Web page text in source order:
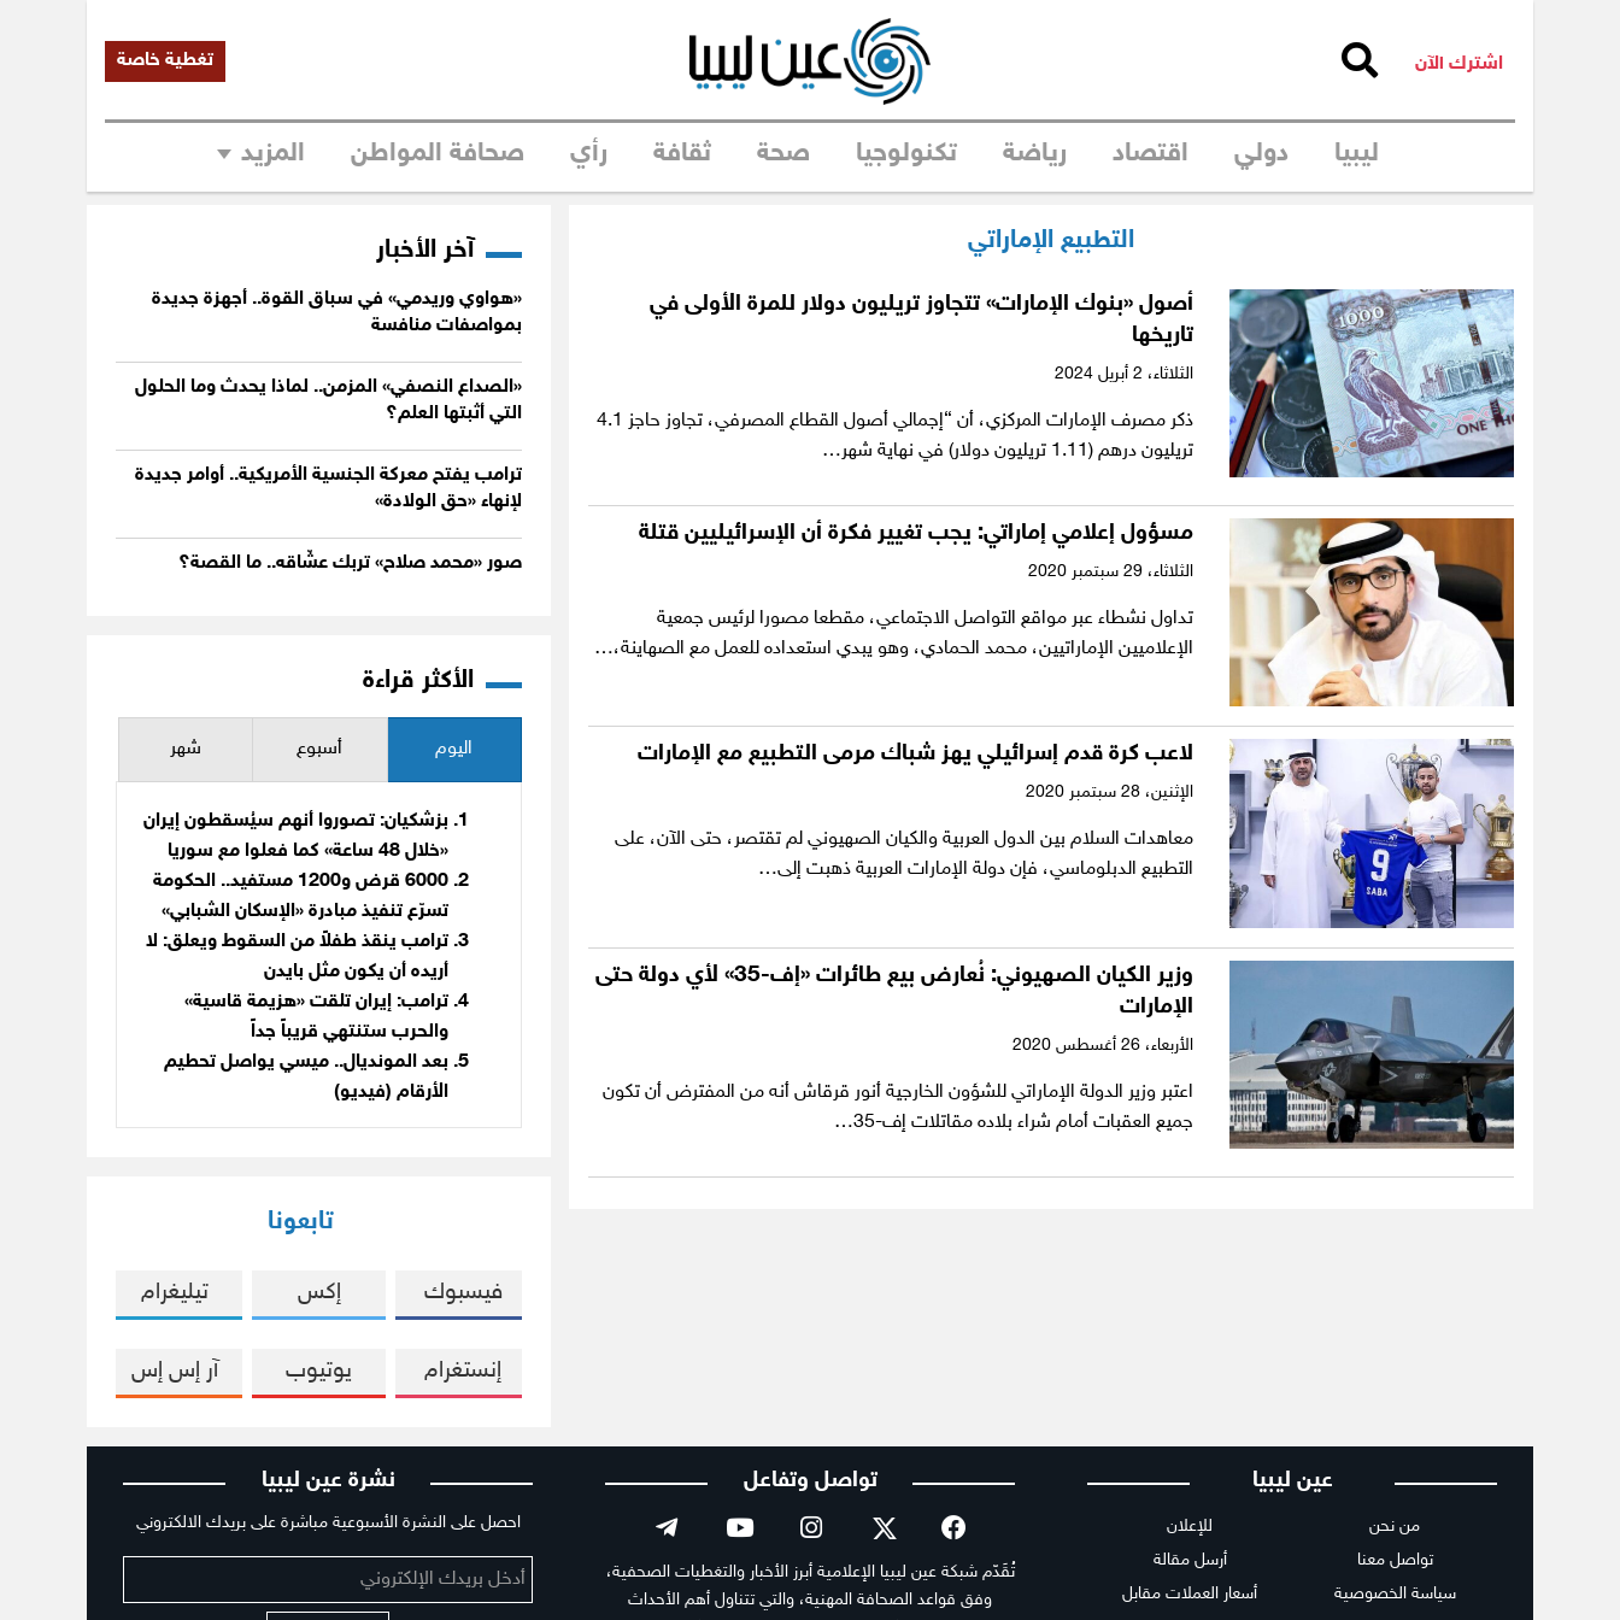
اشترك الآن تغطية خاصة
ليبيا دولي اقتصاد رياضة تكنولوجيا صحة ثقافة رأي صحافة المواطن المزيد
التطبيع الإماراتي
أصول «بنوك الإمارات» تتجاوز تريليون دولار للمرة الأولى في
تاريخها
الثلاثاء،
ذكر مصرف الإمارات المركزي، أن “إجمالي أصول القطاع المصرفي، تجاوز حاجز 4.1
تريليون درهم (1.11 تريليون دولار) في نهاية شهر…
مسؤول إعلامي إماراتي: يجب تغيير فكرة أن الإسرائيليين قتلة
الثلاثاء،
تداول نشطاء عبر مواقع التواصل الاجتماعي، مقطعا مصورا لرئيس جمعية
الإعلاميين الإماراتيين، محمد الحمادي، وهو يبدي استعداده للعمل مع الصهاينة،…
لاعب كرة قدم إسرائيلي يهز شباك مرمى التطبيع مع الإمارات
الإثنين،
معاهدات السلام بين الدول العربية والكيان الصهيوني لم تقتصر، حتى الآن، على
التطبيع الدبلوماسي، فإن دولة الإمارات العربية ذهبت إلى…
وزير الكيان الصهيوني: نُعارض بيع طائرات «إف-35» لأي دولة حتى
الإمارات
الأربعاء،
اعتبر وزير الدولة الإماراتي للشؤون الخارجية أنور قرقاش أنه من المفترض أن تكون
جميع العقبات أمام شراء بلاده مقاتلات إف-35…
آخر الأخبار
«هواوي وريدمي» في سباق القوة.. أجهزة جديدة
بمواصفات منافسة
«الصداع النصفي» المزمن.. لماذا يحدث وما الحلول
التي أثبتها العلم؟
ترامب يفتح معركة الجنسية الأمريكية.. أوامر جديدة
لإنهاء «حق الولادة»
صور «محمد صلاح» تربك عشّاقه.. ما القصة؟
الأكثر قراءة
اليوم أسبوع شهر
بزشكيان: تصوروا أنهم سيُسقطون إيران
«خلال 48 ساعة» كما فعلوا مع سوريا
6000 قرض و1200 مستفيد.. الحكومة
تسرّع تنفيذ مبادرة «الإسكان الشبابي»
ترامب ينقذ طفلاً من السقوط ويعلق: لا
أريده أن يكون مثل بايدن
ترامب: إيران تلقت «هزيمة قاسية»
والحرب ستنتهي قريباً جداً
بعد المونديال.. ميسي يواصل تحطيم
الأرقام (فيديو)
تابعونا
فيسبوك إكس تيليغرام
إنستغرام يوتيوب آر إس إس
عين ليبيا
من نحن
تواصل معنا
سياسة الخصوصية
للإعلان
أرسل مقالة
أسعار العملات مقابل
تواصل وتفاعل
تُقَدّم شبكة عين ليبيا الإعلامية أبرز الأخبار والتغطيات الصحفية،
وفق قواعد الصحافة المهنية، والتي تتناول أهم الأحداث
نشرة عين ليبيا
احصل على النشرة الأسبوعية مباشرة على بريدك الالكتروني